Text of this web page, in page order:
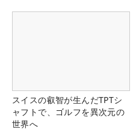
スイスの叡智が生んだTPTシ
ャフトで、ゴルフを異次元の
世界へ